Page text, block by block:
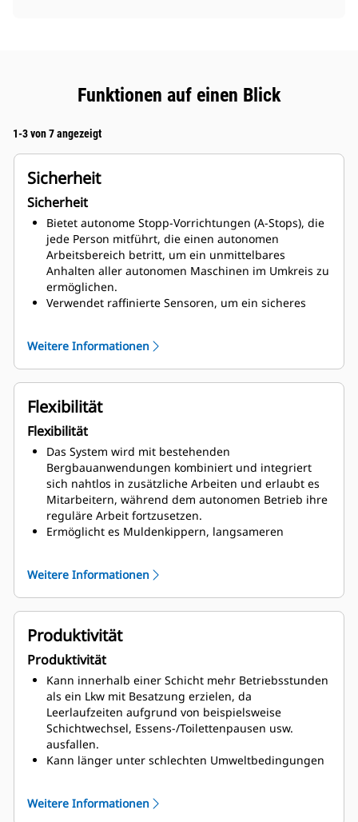
Funktionen auf einen Blick
1-3 von 7 angezeigt
Sicherheit
Sicherheit
Bietet autonome Stopp-Vorrichtungen (A-Stops), die
jede Person mitführt, die einen autonomen
Arbeitsbereich betritt, um ein unmittelbares
Anhalten aller autonomen Maschinen im Umkreis zu
ermöglichen.
Verwendet raffinierte Sensoren, um ein sicheres
Ermöglicht Muldenkippern,
Geschwindigkeitsbegrenzungen und
Warteschlangen-Protokolle einzuhalten und
festgelegte Vorfahrtsregelungen an Kreuzungen zu
signalisieren und umzusetzen.
Nutzt bewährte Technologie, um Kollisionen mit
unerwarteten Objekten im Weg des Muldenkippers
zu vermeiden.
Erhöht die Sicherheit, da Bediener von
Gefahrenumständen fern gehalten werden.
Weitere Informationen
Flexibilität
Flexibilität
Das System wird mit bestehenden
Bergbauanwendungen kombiniert und integriert
sich nahtlos in zusätzliche Arbeiten und erlaubt es
Mitarbeitern, während dem autonomen Betrieb ihre
reguläre Arbeit fortzusetzen.
Ermöglicht es Muldenkippern, langsameren
Besatzung als auch autonome Maschinen integriert
werden können.
Verfügt über integrierte Designkapazitäten und eine
einfach anwendbare Software, die die
minutenschnelle Entwicklung von Wegenetzen am
Bergwerk ermöglichen.
Bietet mehrere Einstiegsstellen mit schneller,
wiederholbarer und skalierbarer Bereitstellung.
Ermöglicht den Betrieb von Muldenkippern im
autonomen oder manuellen Modus, wobei im
manuellen Betrieb die gleiche Leistung und
Funktionalität des Standard-Kippermodells zur
Verfügung stehen.
Weitere Informationen
Produktivität
Produktivität
Kann innerhalb einer Schicht mehr Betriebsstunden
als ein Lkw mit Besatzung erzielen, da
Leerlaufzeiten aufgrund von beispielsweise
Schichtwechsel, Essens-/Toilettenpausen usw.
ausfallen.
Kann länger unter schlechten Umweltbedingungen
Verzögerungen und Standby-Zeiten vermindert
Weitere Informationen